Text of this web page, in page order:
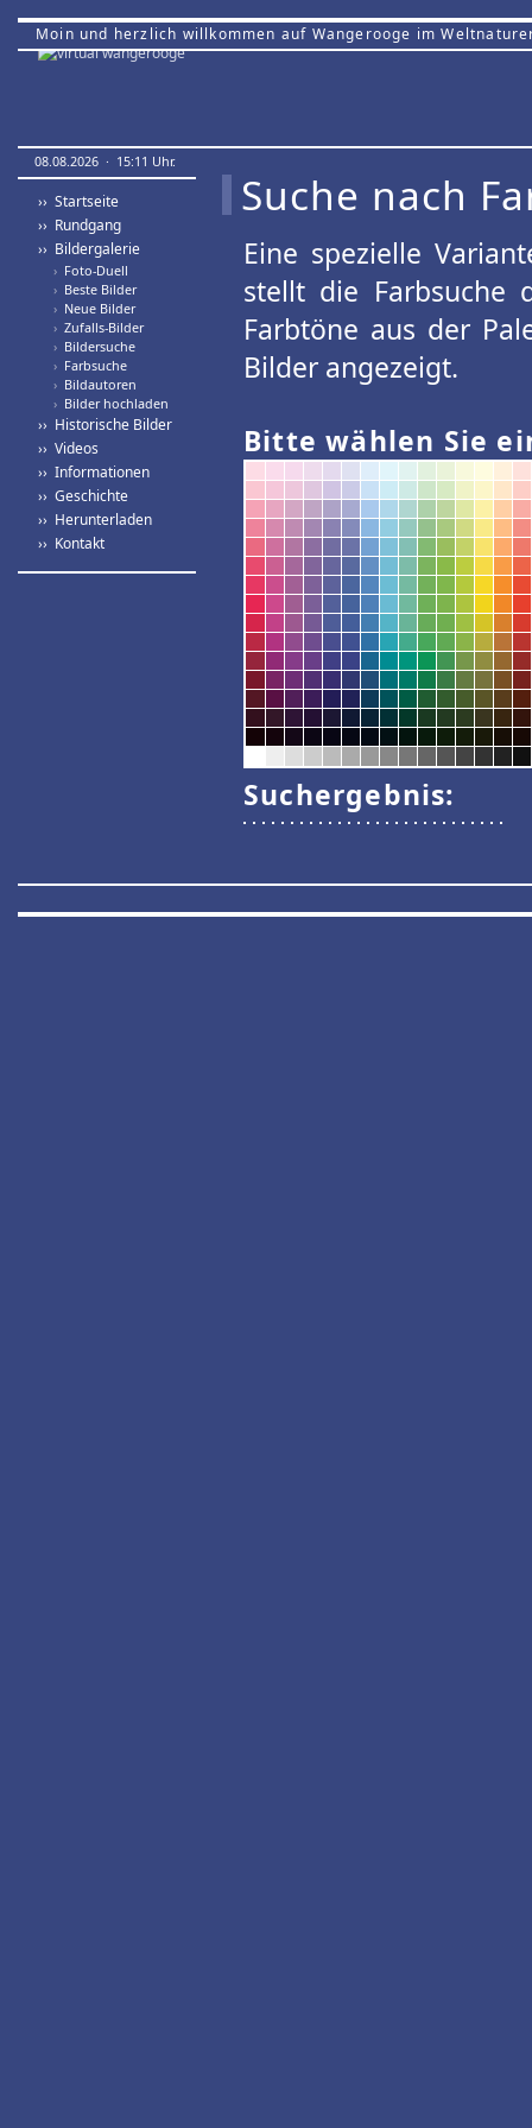
Moin und herzlich willkommen auf Wangerooge im
08.08.2026 · 15:11 Uhr.
›› Startseite
›› Rundgang
›› Bildergalerie
› Foto-Duell
› Beste Bilder
› Neue Bilder
› Zufalls-Bilder
› Bildersuche
› Farbsuche
› Bildautoren
› Bilder hochladen
›› Historische Bilder
›› Videos
›› Informationen
›› Geschichte
›› Herunterladen
›› Kontakt
Suche nach
Eine spezielle
stellt die Farbsuche
Farbtöne aus der
Bilder angezeigt.
Bitte wählen Sie
Suchergebnis: